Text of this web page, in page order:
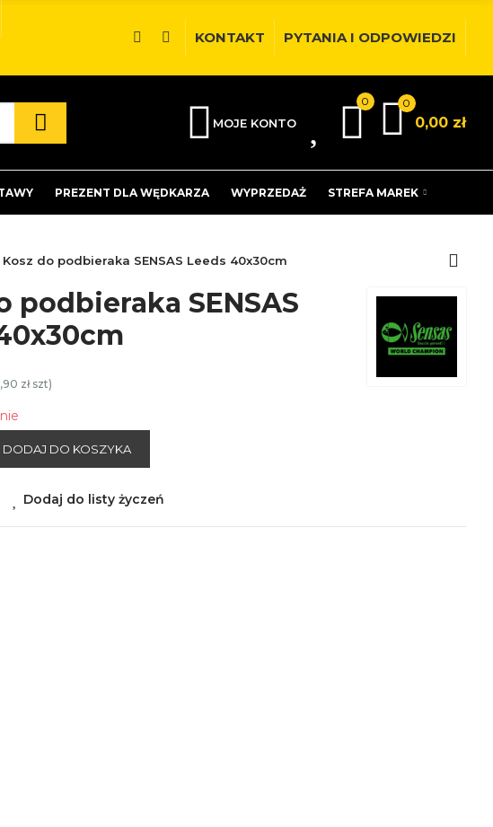
KONTAKT PYTANIA I ODPOWIEDZI
MOJE KONTO
0 0
0,00 zł
PREZENT DLA WĘDKARZA WYPRZEDAŻ STREFA MAREK
Kosz do podbieraka SENSAS Leeds 40x30cm
podbieraka SENSAS
zł szt)
DODAJ DO KOSZYKA
Dodaj do listy życzeń